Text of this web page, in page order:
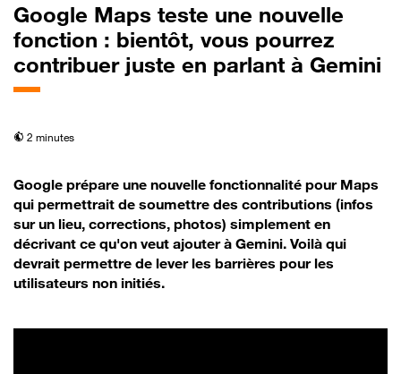
Google Maps teste une nouvelle
fonction : bientôt, vous pourrez
contribuer juste en parlant à Gemini
temps de lecture
2 minutes
Google prépare une nouvelle fonctionnalité pour Maps
qui permettrait de soumettre des contributions (infos
sur un lieu, corrections, photos) simplement en
décrivant ce qu'on veut ajouter à Gemini. Voilà qui
devrait permettre de lever les barrières pour les
utilisateurs non initiés.